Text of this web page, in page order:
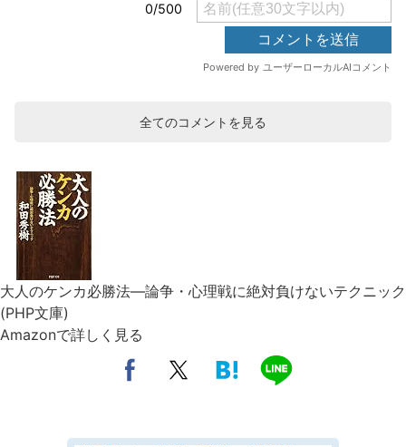
全てのコメントを見る
大人のケンカ必勝法―論争・心理戦に絶対負けないテクニック
(PHP文庫)
Amazonで詳しく見る